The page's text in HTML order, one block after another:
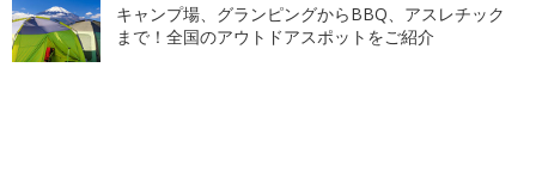
キャンプ場、グランピングからBBQ、アスレチック
まで！全国のアウトドアスポットをご紹介